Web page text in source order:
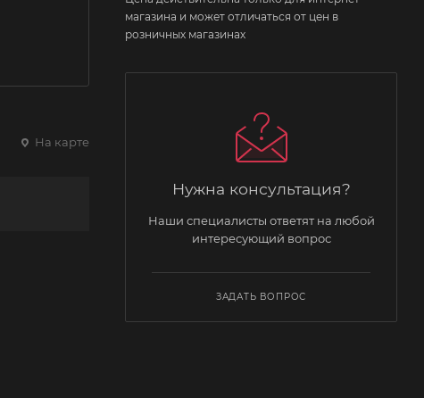
На карте
магазина и может отличаться от цен в
розничных магазинах
Нужна консультация?
Наши специалисты ответят на любой
интересующий вопрос
ЗАДАТЬ ВОПРОС